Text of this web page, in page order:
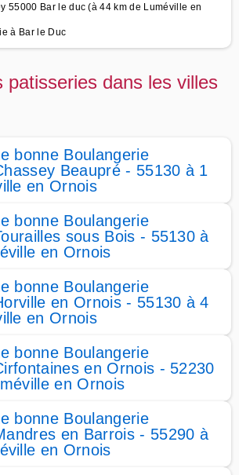
55000 Bar le duc (à 44 km de Luméville en
à Bar le Duc
patisseries dans les villes
bonne Boulangerie
Beaupré - 55130 à 1
en Ornois
bonne Boulangerie
sous Bois - 55130 à
en Ornois
bonne Boulangerie
en Ornois - 55130 à 4
en Ornois
bonne Boulangerie
en Ornois - 52230
en Ornois
bonne Boulangerie
en Barrois - 55290 à
en Ornois